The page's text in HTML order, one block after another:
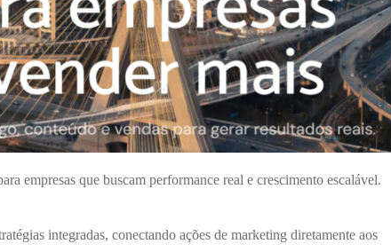
empresas que buscam performance real e crescimento escalável.
integradas, conectando ações de marketing diretamente aos